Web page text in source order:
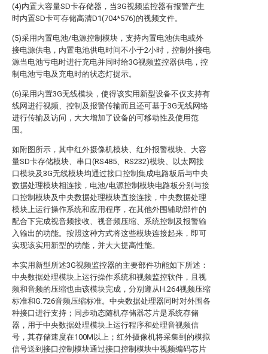
(4)内置大容量SD卡存储器，当3G视频监控器有报警产生
时内置SD卡可存储高清D1(704*576)的视频文件。
(5)采用内置电池/电源控制模块，支持内置电池供电或外
接电源供电，内置电池供电时间不小于2小时，控制外接电
源当电池亏电时进行充电并同时给3G视频监控器供电，控
制电池亏电及充电时的状态灯提示。
(6)采用内置3G无线模块，使得该实用新型设备不仅支持有
线网进行视频、控制及报警传输而且还可基于3G无线网络
进行传输及访问，大大增加了设备的可移动性及使用范
围。
如附图所示，其中红外摄像机模块、红外报警模块、大容
量SD卡存储模块、串口(RS485、RS232)模块、以太网接
口模块及3G无线模块均通过接口控制集成电路板后与中央
数据处理模块相连接，电池/电源控制模块电路板分别与接
口控制模块及中央数据处理模块直接连接，中央数据处理
模块上运行操作系统和应用程序，在其他外围辅助部件的
配合下完成视音频接收、视音频压缩、系统控制及报警输
入输出的功能。按照这种方式将这些模块连接起来，即可
实现该实用新型的功能，并大大提高性能。
本实用新型所述3G视频监控器的主要部件功能如下所述：
中央数据处理模块上运行操作系统和视频监控软件，且视
频和音频的压缩也由该模块完成，分别遵从H.264视频压缩
标准和G.726音频压缩标准。中央数据处理器同时对外围各
种接口进行支持；同步动态随机存储器芯片是系统存储
器，用于中央数据处理模块上运行程序和处理音视频信
号，其存储速度在100M以上；红外摄像机将采集到的模拟
信号送到接口控制模块通过接口控制模块中视频编码芯片